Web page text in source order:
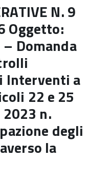
N. 9
Oggetto:
Domanda
Interventi a
22 e 25
n.
degli
la